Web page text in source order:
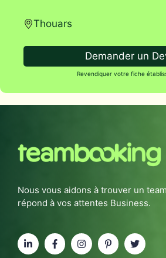
Thouars
Demander un
Revendiquer votre fiche
Nous vous aidons à trouver un
répond à vos attentes Business.